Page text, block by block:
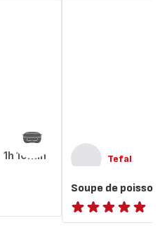
1h 10min Tefal
Soupe de poisson
ratings.NaN